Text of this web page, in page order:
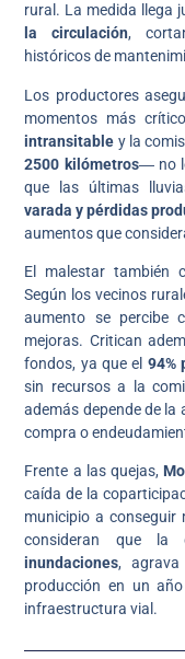
rural. La medida llega
la circulación,
históricos de
Los productores
momentos más
intransitable y la
2500 kilómetros― no
que las últimas
varada y pérdidas
aumentos que
El malestar también
Según los vecinos
aumento se percibe
mejoras. Critican
fondos, ya que el 94%
sin recursos a la
además depende de
compra o
Frente a las quejas,
caída de la
municipio a conseguir
consideran que la
inundaciones,
producción en un
infraestructura vial.